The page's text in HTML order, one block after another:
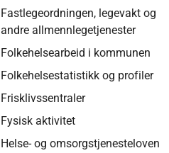
Fastlegeordningen, legevakt og
andre allmennlegetjenester
Folkehelsearbeid i kommunen
Folkehelsestatistikk og profiler
Frisklivssentraler
Fysisk aktivitet
Helse- og omsorgstjenesteloven